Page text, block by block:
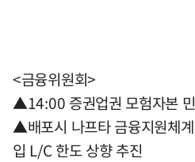
<금융위원회>
▲14:00 증권업권 모험자본
▲배포시 나프타 금융지원체
입 L/C 한도 상향 추진